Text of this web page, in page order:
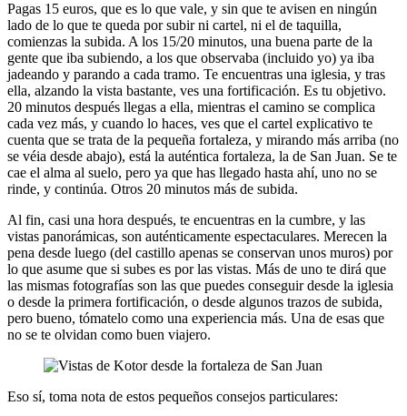
Pagas 15 euros, que es lo que vale, y sin que te avisen en ningún
lado de lo que te queda por subir ni cartel, ni el de taquilla,
comienzas la subida. A los 15/20 minutos, una buena parte de la
gente que iba subiendo, a los que observaba (incluido yo) ya iba
jadeando y parando a cada tramo. Te encuentras una iglesia, y tras
ella, alzando la vista bastante, ves una fortificación. Es tu objetivo.
20 minutos después llegas a ella, mientras el camino se complica
cada vez más, y cuando lo haces, ves que el cartel explicativo te
cuenta que se trata de la pequeña fortaleza, y mirando más arriba (no
se véia desde abajo), está la auténtica fortaleza, la de San Juan. Se te
cae el alma al suelo, pero ya que has llegado hasta ahí, uno no se
rinde, y continúa. Otros 20 minutos más de subida.
Al fin, casi una hora después, te encuentras en la cumbre, y las
vistas panorámicas, son auténticamente espectaculares. Merecen la
pena desde luego (del castillo apenas se conservan unos muros) por
lo que asume que si subes es por las vistas. Más de uno te dirá que
las mismas fotografías son las que puedes conseguir desde la iglesia
o desde la primera fortificación, o desde algunos trazos de subida,
pero bueno, tómatelo como una experiencia más. Una de esas que
no se te olvidan como buen viajero.
Eso sí, toma nota de estos pequeños consejos particulares: